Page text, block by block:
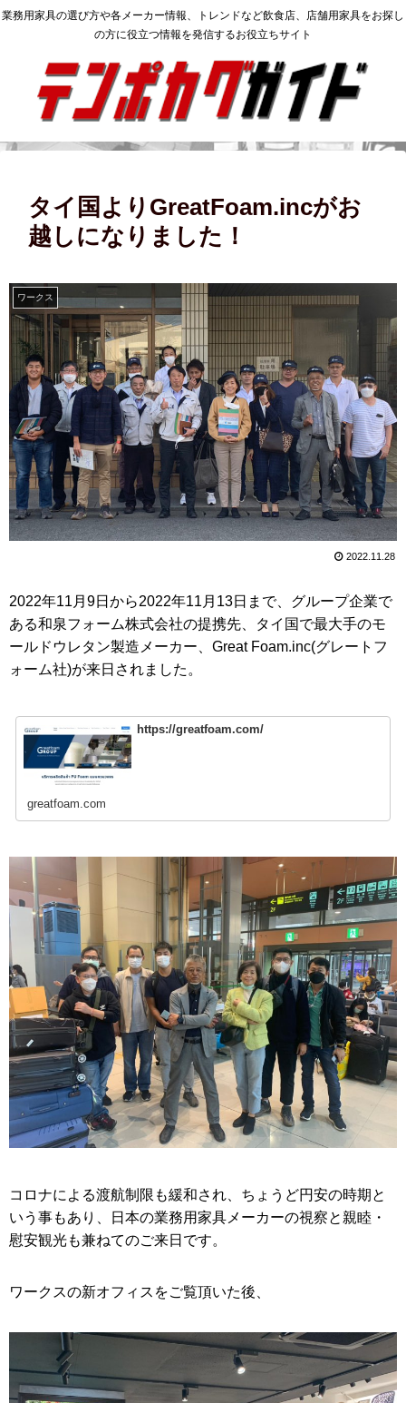
業務用家具の選び方や各メーカー情報、トレンドなど飲食店、店舗用家具をお探し
の方に役立つ情報を発信するお役立ちサイト
タイ国よりGreatFoam.incがお
越しになりました！
ワークス
2022.11.28
2022年11月9日から2022年11月13日まで、グループ企業で
ある和泉フォーム株式会社の提携先、タイ国で最大手のモ
ールドウレタン製造メーカー、Great Foam.inc(グレートフ
ォーム社)が来日されました。
https://greatfoam.com/
greatfoam.com
コロナによる渡航制限も緩和され、ちょうど円安の時期と
いう事もあり、日本の業務用家具メーカーの視察と親睦・
慰安観光も兼ねてのご来日です。
ワークスの新オフィスをご覧頂いた後、